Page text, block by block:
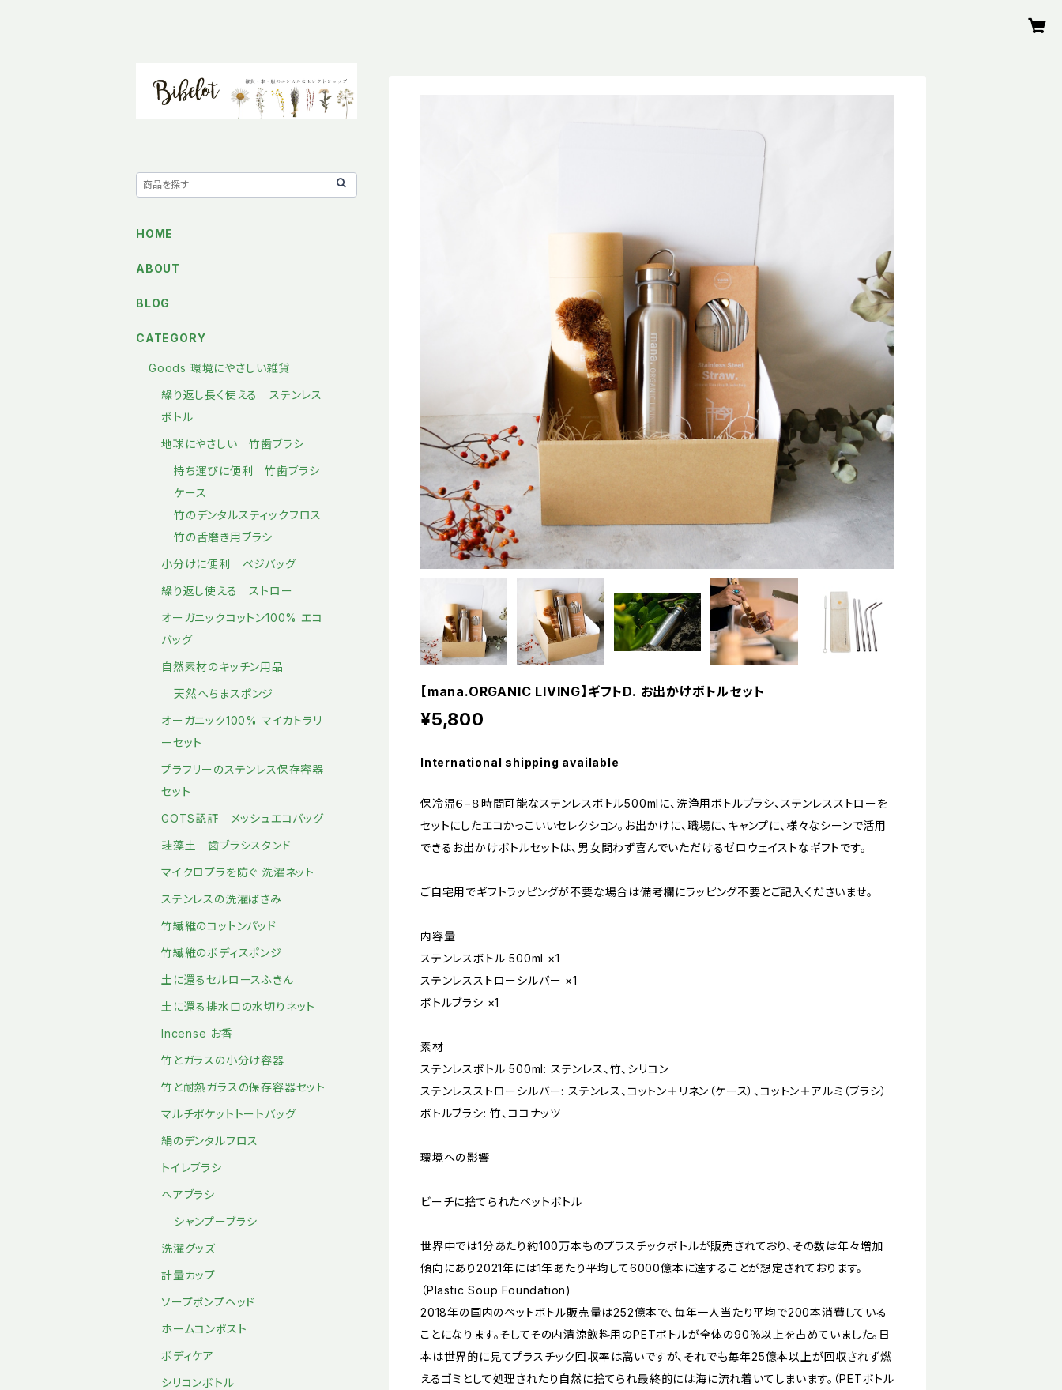
【mana.ORGANIC LIVING】ギフトD. お出かけボトルセット
¥5,800
International shipping available
保冷温６−８時間可能なステンレスボトル500mlに、洗浄用ボトルブラシ、ステンレスストローを
セットにしたエコかっこいいセレクション。お出かけに、職場に、キャンプに、様々なシーンで活用
できるお出かけボトルセットは、男女問わず喜んでいただけるゼロウェイストなギフトです。
ご自宅用でギフトラッピングが不要な場合は備考欄にラッピング不要とご記入くださいませ。
内容量
ステンレスボトル 500ml ×1
ステンレスストローシルバー ×1
ボトルブラシ ×1
素材
ステンレスボトル 500ml: ステンレス、竹、シリコン
ステンレスストローシルバー: ステンレス、コットン＋リネン（ケース）、コットン＋アルミ（ブラシ）
ボトルブラシ: 竹、ココナッツ
環境への影響
ビーチに捨てられたペットボトル
世界中では1分あたり約100万本ものプラスチックボトルが販売されており、その数は年々増加
傾向にあり2021年には1年あたり平均して6000億本に達することが想定されております。
（Plastic Soup Foundation)
2018年の国内のペットボトル販売量は252億本で、毎年一人当たり平均で200本消費している
ことになります。そしてその内清涼飲料用のPETボトルが全体の90％以上を占めていました。日
本は世界的に見てプラスチック回収率は高いですが、それでも毎年25億本以上が回収されず燃
えるゴミとして処理されたり自然に捨てられ最終的には海に流れ着いてしまいます。（PETボトル
HOME
ABOUT
BLOG
CATEGORY
Goods 環境にやさしい雑貨
繰り返し長く使える ステンレス
ボトル
地球にやさしい 竹歯ブラシ
持ち運びに便利 竹歯ブラシ
ケース
竹のデンタルスティックフロス
竹の舌磨き用ブラシ
小分けに便利 ベジバッグ
繰り返し使える ストロー
オーガニックコットン100% エコ
バッグ
自然素材のキッチン用品
天然へちまスポンジ
オーガニック100% マイカトラリ
ーセット
プラフリーのステンレス保存容器
セット
GOTS認証 メッシュエコバッグ
珪藻土 歯ブラシスタンド
マイクロプラを防ぐ 洗濯ネット
ステンレスの洗濯ばさみ
竹繊維のコットンパッド
竹繊維のボディスポンジ
土に還るセルロースふきん
土に還る排水口の水切りネット
Incense お香
竹とガラスの小分け容器
竹と耐熱ガラスの保存容器セット
マルチポケットトートバッグ
絹のデンタルフロス
トイレブラシ
ヘアブラシ
シャンプーブラシ
洗濯グッズ
計量カップ
ソープポンプヘッド
ホームコンポスト
ボディケア
シリコンボトル